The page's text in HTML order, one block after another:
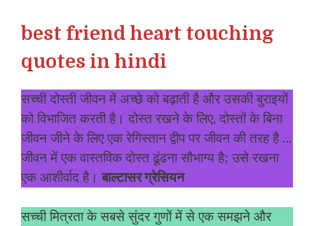
best friend heart touching
quotes in hindi
सच्ची दोस्ती जीवन में अच्छे को बढ़ाती है और उसकी बुराइयों
को विभाजित करती है। दोस्त रखने के लिए, दोस्तों के बिना
जीवन जीने के लिए एक रेगिस्तान द्वीप पर जीवन की तरह है …
जीवन में एक वास्तविक दोस्त ढूंढना सौभाग्य है; उसे रखना
एक आशीर्वाद है।बाल्टासर ग्रेसियन
सच्ची मित्रता के सबसे सुंदर गुणों में से एक समझने और